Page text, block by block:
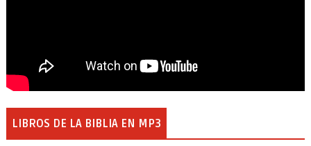
LIBROS DE LA BIBLIA EN MP3